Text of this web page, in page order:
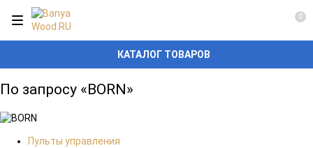
КАТАЛОГ ТОВАРОВ
0
По запросу «BORN»
Пульты управления